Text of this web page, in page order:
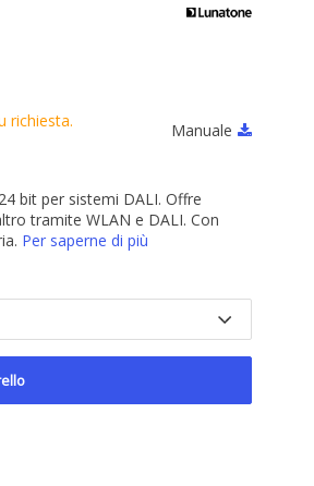
richiesta. Manuale
bit per sistemi DALI. Offre
tramite WLAN e DALI. Con
Per saperne di più